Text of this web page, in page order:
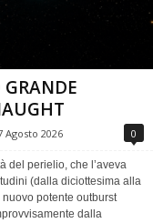
Agosto 2026 0
del perielio, che l’aveva
(dalla diciottesima alla
potente outburst
dalla